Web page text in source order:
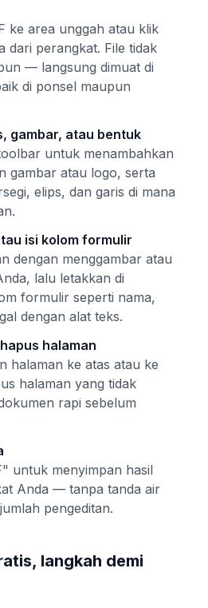
ke area unggah atau klik
dari perangkat. File tidak
— langsung dimuat di
di ponsel maupun
gambar, atau bentuk
untuk menambahkan
gambar atau logo, serta
elips, dan garis di mana
isi kolom formulir
dengan menggambar atau
lalu letakkan di
formulir seperti nama,
dengan alat teks.
halaman
halaman ke atas atau ke
halaman yang tidak
rapi sebelum
untuk menyimpan hasil
Anda — tanpa tanda air
pengeditan.
langkah demi